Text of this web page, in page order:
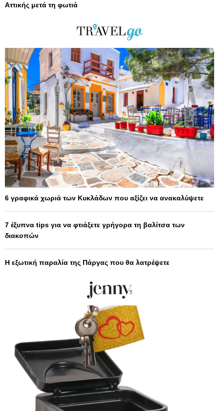
Αττικής μετά τη φωτιά
6 γραφικά χωριά των Κυκλάδων που αξίζει να ανακαλύψετε
7 έξυπνα tips για να φτιάξετε γρήγορα τη βαλίτσα των
διακοπών
Η εξωτική παραλία της Πάργας που θα λατρέψετε